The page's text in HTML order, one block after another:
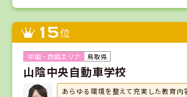
15位
鳥取県
山陰中央自動車学校
あらゆる環境を整えて充実した教育内